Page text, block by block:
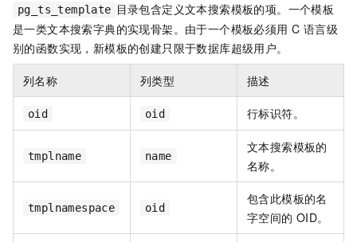
pg_ts_template 目录包含定义文本搜索模板的项。一个模板
是一类文本搜索字典的实现骨架。由于一个模板必须用 C 语言级
别的函数实现，新模板的创建只限于数据库超级用户。
列名称 列类型 描述
oid oid 行标识符。
tmplname name
文本搜索模板的
名称。
tmplnamespace oid
包含此模板的名
字空间的 OID。